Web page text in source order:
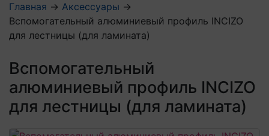
Ламинат с укладкой
Влагостойкий ламинат
Посмотреть все категории
LOC FLOOR FANCY
LOC FLOOR ARCTIC
Посмотреть все категории
Кварцвиниловая плитка с укладкой
Клеевая кварцвиниловая плитка
Виниловый ламинат
Профили для ступеней
Подложка
Главная → Аксессуары →
Вспомогательный алюминиевый профиль INCIZO
для лестницы (для ламината)
Вспомогательный
алюминиевый профиль INCIZO
для лестницы (для ламината)